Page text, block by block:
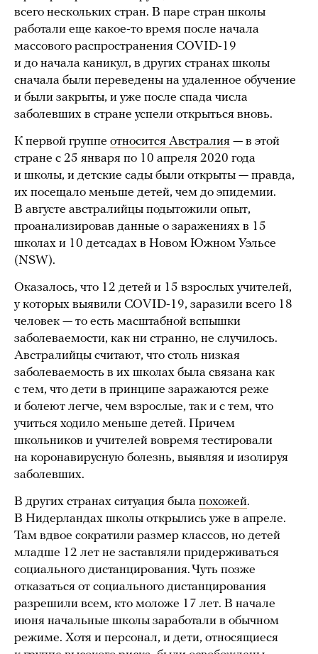
всего нескольких стран. В паре стран школы
работали еще какое-то время после начала
массового распространения COVID-19
и до начала каникул, в других странах школы
сначала были переведены на удаленное обучение
и были закрыты, и уже после спада числа
заболевших в стране успели открыться вновь.
К первой группе относится Австралия — в этой
стране с 25 января по 10 апреля 2020 года
и школы, и детские сады были открыты — правда,
их посещало меньше детей, чем до эпидемии.
В августе австралийцы подытожили опыт,
проанализировав данные о заражениях в 15
школах и 10 детсадах в Новом Южном Уэльсе
(NSW).
Оказалось, что 12 детей и 15 взрослых учителей,
у которых выявили COVID-19, заразили всего 18
человек — то есть масштабной вспышки
заболеваемости, как ни странно, не случилось.
Австралийцы считают, что столь низкая
заболеваемость в их школах была связана как
с тем, что дети в принципе заражаются реже
и болеют легче, чем взрослые, так и с тем, что
учиться ходило меньше детей. Причем
школьников и учителей вовремя тестировали
на коронавирусную болезнь, выявляя и изолируя
заболевших.
В других странах ситуация была похожей.
В Нидерландах школы открылись уже в апреле.
Там вдвое сократили размер классов, но детей
младше 12 лет не заставляли придерживаться
социального дистанцирования. Чуть позже
отказаться от социального дистанцирования
разрешили всем, кто моложе 17 лет. В начале
июня начальные школы заработали в обычном
режиме. Хотя и персонал, и дети, относящиеся